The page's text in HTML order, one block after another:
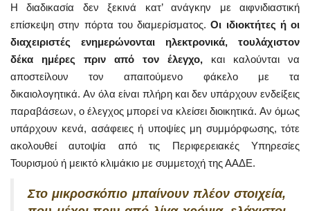
Η διαδικασία δεν ξεκινά κατ’ ανάγκην με αιφνιδιαστική
επίσκεψη στην πόρτα του διαμερίσματος.Οι ιδιοκτήτες ή οι
διαχειριστές ενημερώνονται ηλεκτρονικά, τουλάχιστον
δέκα ημέρες πριν από τον έλεγχο, και καλούνται να
αποστείλουν τον απαιτούμενο φάκελο με τα
δικαιολογητικά. Αν όλα είναι πλήρη και δεν υπάρχουν ενδείξεις
παραβάσεων, ο έλεγχος μπορεί να κλείσει διοικητικά. Αν όμως
υπάρχουν κενά, ασάφειες ή υποψίες μη συμμόρφωσης, τότε
ακολουθεί αυτοψία από τις Περιφερειακές Υπηρεσίες
Τουρισμού ή μεικτό κλιμάκιο με συμμετοχή της ΑΑΔΕ.
Στο μικροσκόπιο μπαίνουν πλέον στοιχεία,